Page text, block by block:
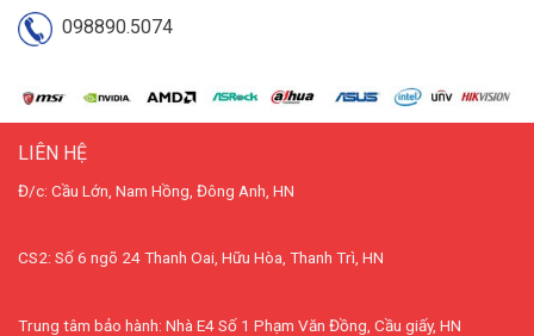
098890.5074
LIÊN HỆ
Đ/c: Cầu Lớn, Nam Hồng, Đông Anh, HN
CS2: Số 6 ngõ 24 Thanh Oai, Hữu Hòa, Thanh Trì, HN
Trung tâm bảo hành: Nhà E4 Số 1 Phạm Văn Đồng, Cầu giấy, HN